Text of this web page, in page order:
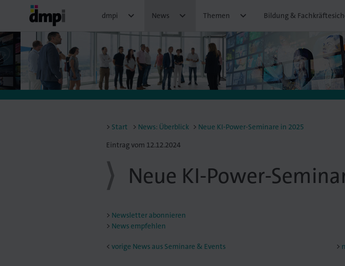
dmpi  News  Themen  Bildung &
Start News: Überblick
Neue KI-Power-Seminare in 2025
Eintrag vom 12.12.2024
Neue KI-Power-
Newsletter abonnieren
News empfehlen
< vorige News aus Seminare & Events